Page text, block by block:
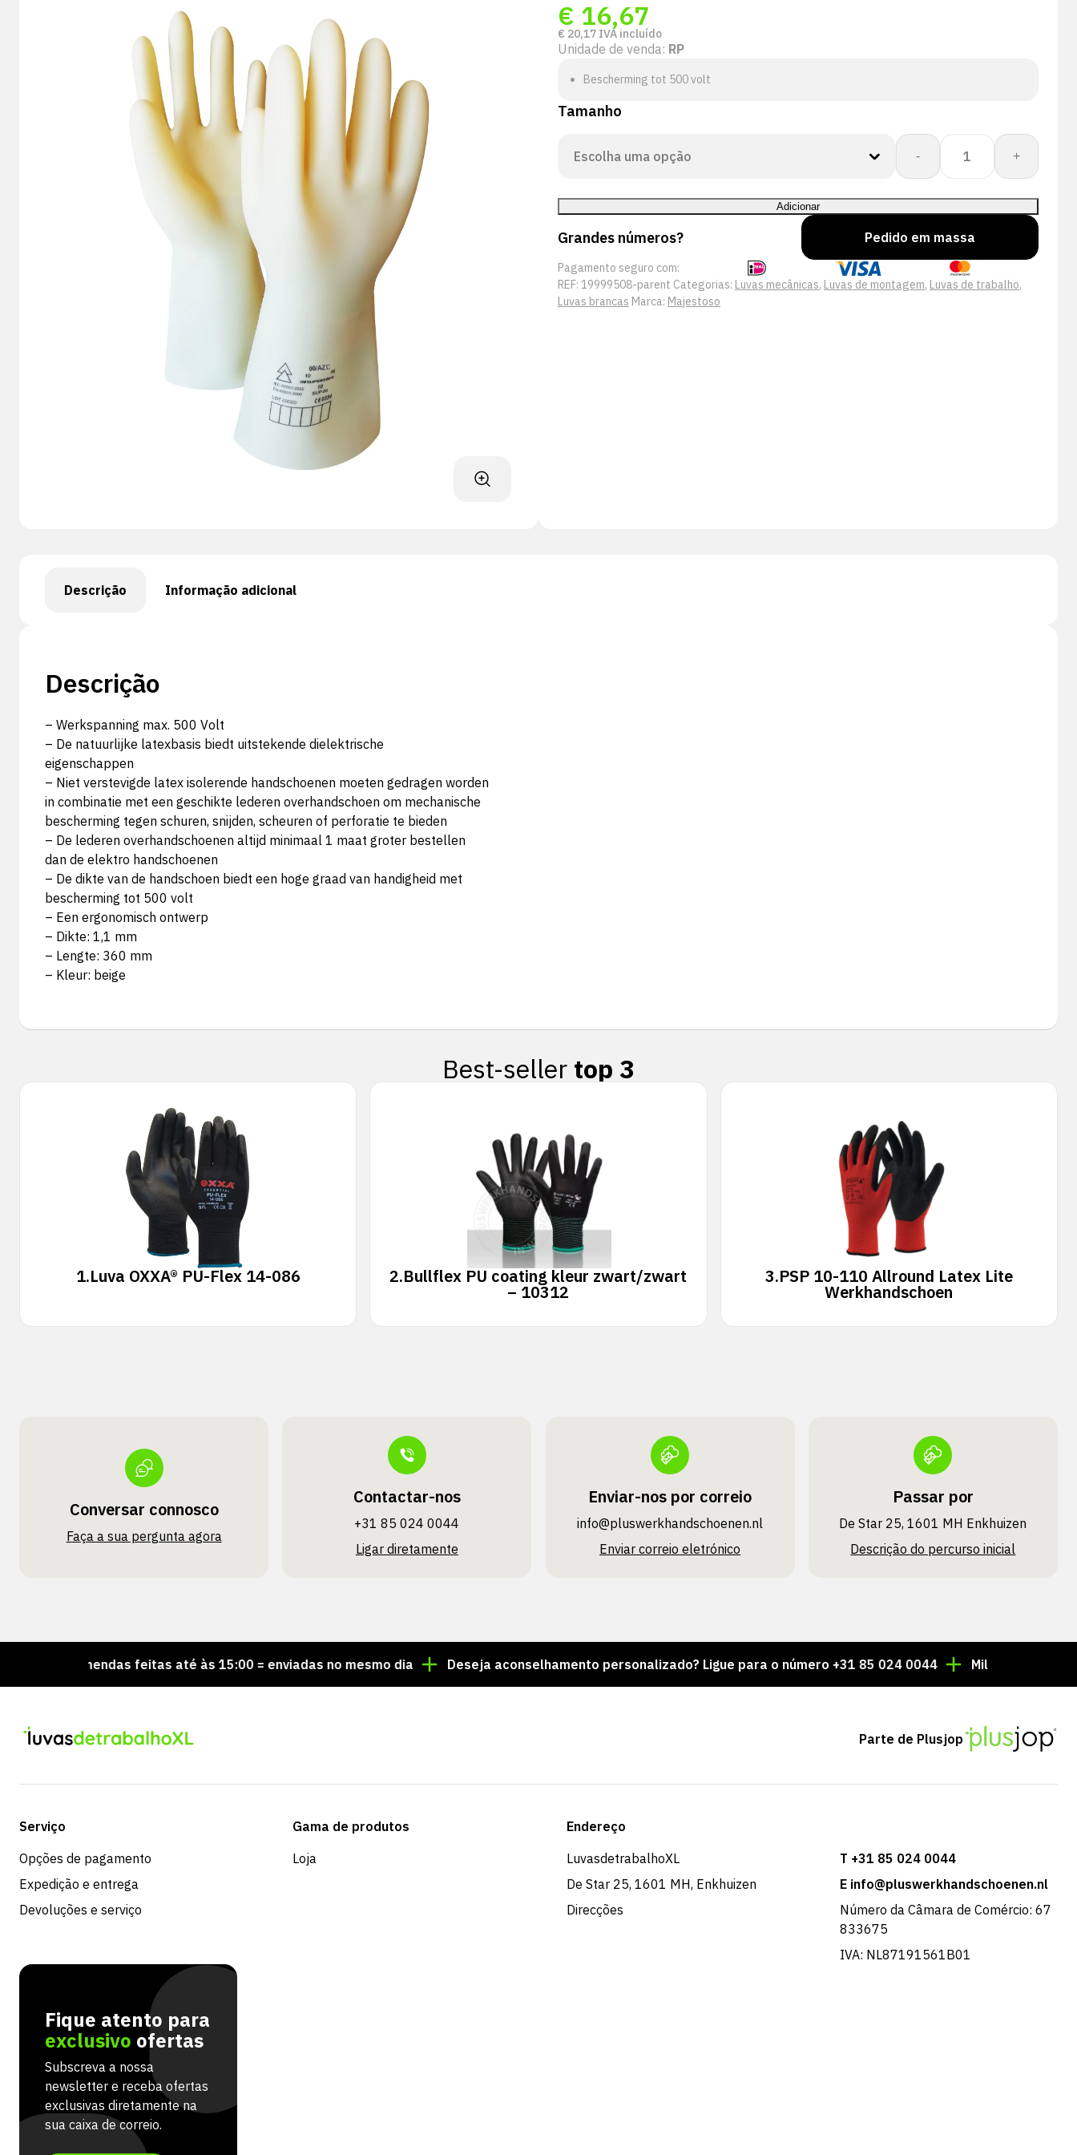
€ 16,67
€ 20,17 IVA incluído
Unidade de venda: RP
Bescherming tot 500 volt
Tamanho
-
Quantidade
Electro
Latex
GP-
00
handschoen
+
Adicionar
Grandes números? Pedido em massa
Pagamento seguro com:
REF: 19999508-parent Categorias: Luvas mecânicas, Luvas de montagem, Luvas de trabalho,
Luvas brancas Marca: Majestoso
Descrição Informação adicional
Descrição
– Werkspanning max. 500 Volt
– De natuurlijke latexbasis biedt uitstekende dielektrische
eigenschappen
– Niet verstevigde latex isolerende handschoenen moeten gedragen worden
in combinatie met een geschikte lederen overhandschoen om mechanische
bescherming tegen schuren, snijden, scheuren of perforatie te bieden
– De lederen overhandschoenen altijd minimaal 1 maat groter bestellen
dan de elektro handschoenen
– De dikte van de handschoen biedt een hoge graad van handigheid met
bescherming tot 500 volt
– Een ergonomisch ontwerp
– Dikte: 1,1 mm
– Lengte: 360 mm
– Kleur: beige
Best-seller top 3
1.Luva OXXA® PU-Flex 14-086 2.Bullflex PU coating kleur zwart/zwart
– 10312
3.PSP 10-110 Allround Latex Lite
Werkhandschoen
Conversar connosco
Faça a sua pergunta agora
Contactar-nos
+31 85 024 0044
Ligar diretamente
Enviar-nos por correio
info@pluswerk­handschoenen.nl
Enviar correio eletrónico
Passar por
De Star 25, 1601 MH Enkhuizen
Descrição do percurso inicial
feitas até às 15:00 = enviadas no mesmo dia Deseja aconselhamento personalizado? Ligue para o número +31 85 024 0044 Milhares de artigos
Parte de Plusjop
Serviço
Opções de pagamento
Expedição e entrega
Devoluções e serviço
Gama de produtos
Loja
Endereço
LuvasdetrabalhoXL
De Star 25, 1601 MH, Enkhuizen
Direcções
T +31 85 024 0044
E info@pluswerkhandschoenen.nl
Número da Câmara de Comércio: 67
833675
IVA: NL87191561B01
Fique atento para
exclusivo ofertas
Subscreva a nossa
newsletter e receba ofertas
exclusivas diretamente na
sua caixa de correio.